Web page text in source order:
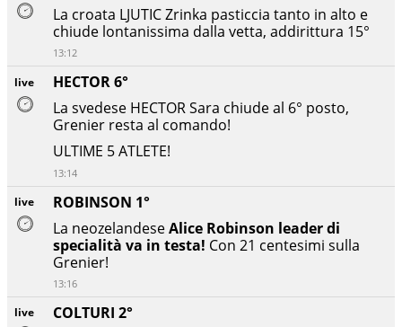
live
COLTURI 2°
live
ROBINSON 1°
La neozelandeseAlice Robinson leader di
specialità va in testa! Con 21 centesimi sulla
Grenier!
13:16
live
HECTOR 6°
La svedese HECTOR Sara chiude al 6° posto,
Grenier resta al comando!
ULTIME 5 ATLETE!
13:14
La croata LJUTIC Zrinka pasticcia tanto in alto e
chiude lontanissima dalla vetta, addirittura 15°
13:12